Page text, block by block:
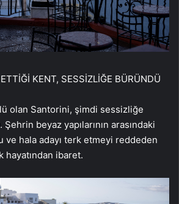
KENT, SESSİZLİĞE BÜRÜNDÜ
olan Santorini, şimdi sessizliğe
beyaz yapılarının arasındaki
ve hala adayı terk etmeyi reddeden
ibaret.